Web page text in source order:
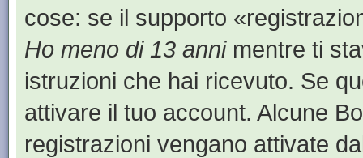
cose: se il supporto
Ho meno di 13 annimentre ti
istruzioni che hai ricevuto. Se
attivare il tuo account. Alcune
registrazioni vengano attivate